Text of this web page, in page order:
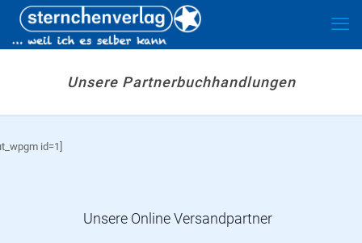
Unsere Partnerbuchhandlungen
id=1]
Unsere Online Versandpartner